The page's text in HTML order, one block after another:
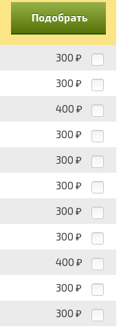
Подобрать
300 ₽
300 ₽
400 ₽
300 ₽
300 ₽
300 ₽
300 ₽
300 ₽
400 ₽
300 ₽
300 ₽